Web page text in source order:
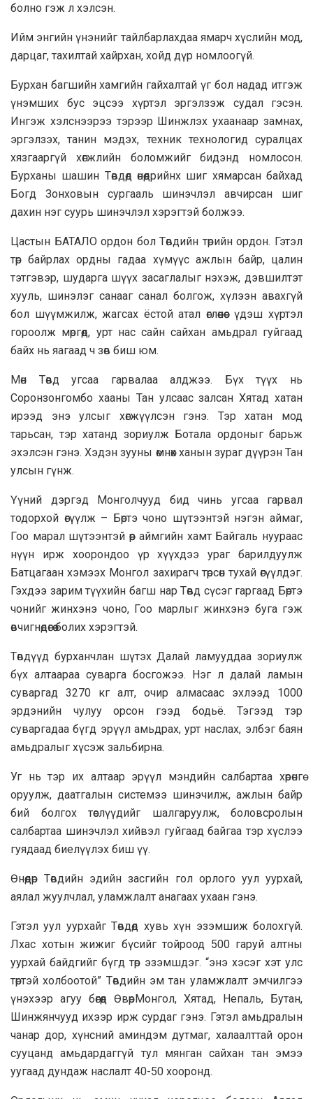
болно гэж л хэлсэн.
Ийм энгийн үнэнийг тайлбарлахдаа ямарч хүслийн мод,
дарцаг, тахилтай хайрхан, хойд дүр номлоогүй.
Бурхан багшийн хамгийн гайхалтай үг бол надад итгэж
үнэмших бус эцсээ хүртэл эргэлзэж судал гэсэн.
Ингэж хэлснээрээ тэрээр Шинжлэх ухаанаар замнах,
эргэлзэх, танин мэдэх, техник технологид суралцах
хязгааргүй хөгжлийн боломжийг бидэнд номлосон.
Бурханы шашин Төвдөд өнөөдрийнх шиг хямарсан байхад
Богд Зонховын сургааль шинэчлэл авчирсан шиг
дахин нэг суурь шинэчлэл хэрэгтэй болжээ.
Цастын БАТАЛО ордон бол Төвдийн төрийн ордон. Гэтэл
төр байрлах ордны гадаа хүмүүс ажлын байр, цалин
тэтгэвэр, шударга шүүх засаглалыг нэхэж, дэвшилтэт
хууль, шинэлэг санааг санал болгож, хүлээн авахгүй
бол шүүмжилж, жагсах ёстой атал өглөөнөөс үдэш хүртэл
гороолж мөргөөд, урт нас сайн сайхан амьдрал гуйгаад
байх нь яагаад ч зөв биш юм.
Мөн Төвд угсаа гарвалаа алджээ. Бүх түүх нь
Соронзонгомбо хааны Тан улсаас залсан Хятад хатан
ирээд энэ улсыг хөгжүүлсэн гэнэ. Тэр хатан мод
тарьсан, тэр хатанд зориулж Ботала ордоныг барьж
эхэлсэн гэнэ. Хэдэн зууны өмнөх ханын зураг дүүрэн Тан
улсын гүнж.
Үүний дэргэд Монголчууд бид чинь угсаа гарвал
тодорхой өгүүлж – Бөртэ чоно шүтээнтэй нэгэн аймаг,
Гоо марал шүтээнтэй өөр аймгийн хамт Байгаль нуураас
нүүн ирж хоорондоо үр хүүхдээ ураг барилдуулж
Батцагаан хэмээх Монгол захирагч төрсөн тухай өгүүлдэг.
Гэхдээ зарим түүхийн багш нар Төвд сүсэг гаргаад Бөртэ
чонийг жинхэнэ чоно, Гоо марлыг жинхэнэ буга гэж
өвчигнөдөгөө болих хэрэгтэй.
Төвдүүд бурханчлан шүтэх Далай ламууддаа зориулж
бүх алтаараа суварга босгожээ. Нэг л далай ламын
суваргад 3270 кг алт, очир алмасаас эхлээд 1000
эрдэнийн чулуу орсон гээд бодьё. Тэгээд тэр
суваргадаа бүгд эрүүл амьдрах, урт наслах, элбэг баян
амьдралыг хүсэж зальбирна.
Уг нь тэр их алтаар эрүүл мэндийн салбартаа хөрөнгө
оруулж, даатгалын системээ шинэчилж, ажлын байр
бий болгох төслүүдийг шалгаруулж, боловсролын
салбартаа шинэчлэл хийвэл гуйгаад байгаа тэр хүслээ
гуядаад биелүүлэх биш үү.
Өнөөдөр Төвдийн эдийн засгийн гол орлого уул уурхай,
аялал жуулчлал, уламжлалт анагаах ухаан гэнэ.
Гэтэл уул уурхайг Төвдөд хувь хүн эзэмшиж болохгүй.
Лхас хотын жижиг бүсийг тойроод 500 гаруй алтны
уурхай байдгийг бүгд төр эзэмшдэг. “энэ хэсэг хэт улс
төртэй холбоотой” Төвдийн эм тан уламжлалт эмчилгээ
үнэхээр агуу бөгөөд ӨвөрМонгол, Хятад, Непаль, Бутан,
Шинжянчууд ихээр ирж сурдаг гэнэ. Гэтэл амьдралын
чанар дор, хүнсний аминдэм дутмаг, халаалттай орон
сууцанд амьдардаггүй тул мянган сайхан тан эмээ
уугаад дундаж наслалт 40-50 хооронд.